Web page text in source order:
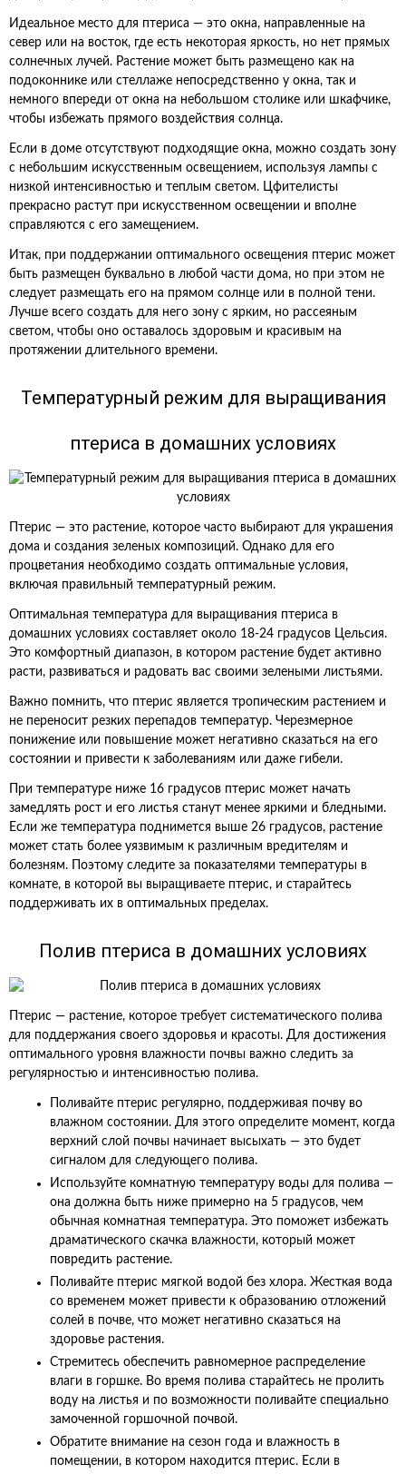
Идеальное место для птериса — это окна, направленные на
север или на восток, где есть некоторая яркость, но нет прямых
солнечных лучей. Растение может быть размещено как на
подоконнике или стеллаже непосредственно у окна, так и
немного впереди от окна на небольшом столике или шкафчике,
чтобы избежать прямого воздействия солнца.
Если в доме отсутствуют подходящие окна, можно создать зону
с небольшим искусственным освещением, используя лампы с
низкой интенсивностью и теплым светом. Цфителисты
прекрасно растут при искусственном освещении и вполне
справляются с его замещением.
Итак, при поддержании оптимального освещения птерис может
быть размещен буквально в любой части дома, но при этом не
следует размещать его на прямом солнце или в полной тени.
Лучше всего создать для него зону с ярким, но рассеяным
светом, чтобы оно оставалось здоровым и красивым на
протяжении длительного времени.
Температурный режим для выращивания
птериса в домашних условиях
Птерис — это растение, которое часто выбирают для украшения
дома и создания зеленых композиций. Однако для его
процветания необходимо создать оптимальные условия,
включая правильный температурный режим.
Оптимальная температура для выращивания птериса в
домашних условиях составляет около 18-24 градусов Цельсия.
Это комфортный диапазон, в котором растение будет активно
расти, развиваться и радовать вас своими зелеными листьями.
Важно помнить, что птерис является тропическим растением и
не переносит резких перепадов температур. Черезмерное
понижение или повышение может негативно сказаться на его
состоянии и привести к заболеваниям или даже гибели.
При температуре ниже 16 градусов птерис может начать
замедлять рост и его листья станут менее яркими и бледными.
Если же температура поднимется выше 26 градусов, растение
может стать более уязвимым к различным вредителям и
болезням. Поэтому следите за показателями температуры в
комнате, в которой вы выращиваете птерис, и старайтесь
поддерживать их в оптимальных пределах.
Полив птериса в домашних условиях
Птерис — растение, которое требует систематического полива
для поддержания своего здоровья и красоты. Для достижения
оптимального уровня влажности почвы важно следить за
регулярностью и интенсивностью полива.
Поливайте птерис регулярно, поддерживая почву во
влажном состоянии. Для этого определите момент, когда
верхний слой почвы начинает высыхать — это будет
сигналом для следующего полива.
Используйте комнатную температуру воды для полива —
она должна быть ниже примерно на 5 градусов, чем
обычная комнатная температура. Это поможет избежать
драматического скачка влажности, который может
повредить растение.
Поливайте птерис мягкой водой без хлора. Жесткая вода
со временем может привести к образованию отложений
солей в почве, что может негативно сказаться на
здоровье растения.
Стремитесь обеспечить равномерное распределение
влаги в горшке. Во время полива старайтесь не пролить
воду на листья и по возможности поливайте специально
замоченной горшочной почвой.
Обратите внимание на сезон года и влажность в
помещении, в котором находится птерис. Если в